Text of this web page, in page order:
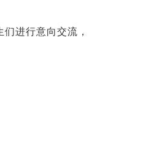
进行意向交流，